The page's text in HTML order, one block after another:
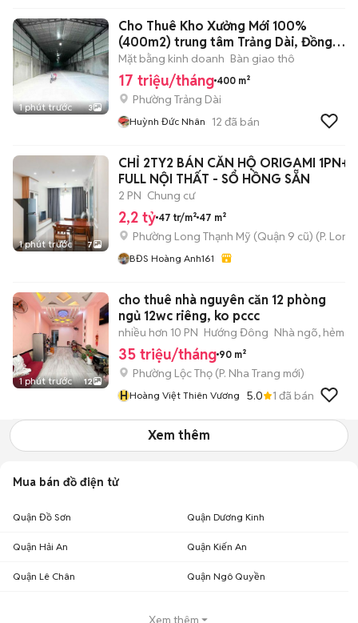
1 phút trước 3
Cho Thuê Kho Xưởng Mới 100%
(400m2) trung tâm Trảng Dài, Đồng
Nai
Mặt bằng kinh doanh Bàn giao thô
17 triệu/tháng 400 m²
Phường Trảng Dài
Huỳnh Đức Nhân 12 đã bán
1 phút trước 7
CHỈ 2TY2 BÁN CĂN HỘ ORIGAMI 1PN+
FULL NỘI THẤT - SỔ HỒNG SẴN
2 PN Chung cư
2,2 tỷ 47 tr/m² 47 m²
Phường Long Thạnh Mỹ (Quận 9 cũ) (P.
BĐS Hoàng Anh161
1 phút trước 12
cho thuê nhà nguyên căn 12 phòng
ngủ 12wc riêng, ko pccc
nhiều hơn 10 PN Hướng Đông Nhà ngõ, hẻm
35 triệu/tháng 90 m²
Phường Lộc Thọ (P. Nha Trang mới)
HHoàng Việt Thiên Vương 5.0 1 đã bán
Xem thêm
Mua bán đồ điện tử
Quận Đồ Sơn Quận Dương Kinh
Quận Hải An Quận Kiến An
Quận Lê Chân Quận Ngô Quyền
Xem thêm